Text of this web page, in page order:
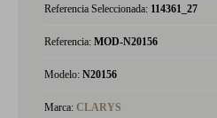
Referencia Seleccionada: 114361_27
Referencia: MOD-N20156
Modelo: N20156
Marca: CLARYS